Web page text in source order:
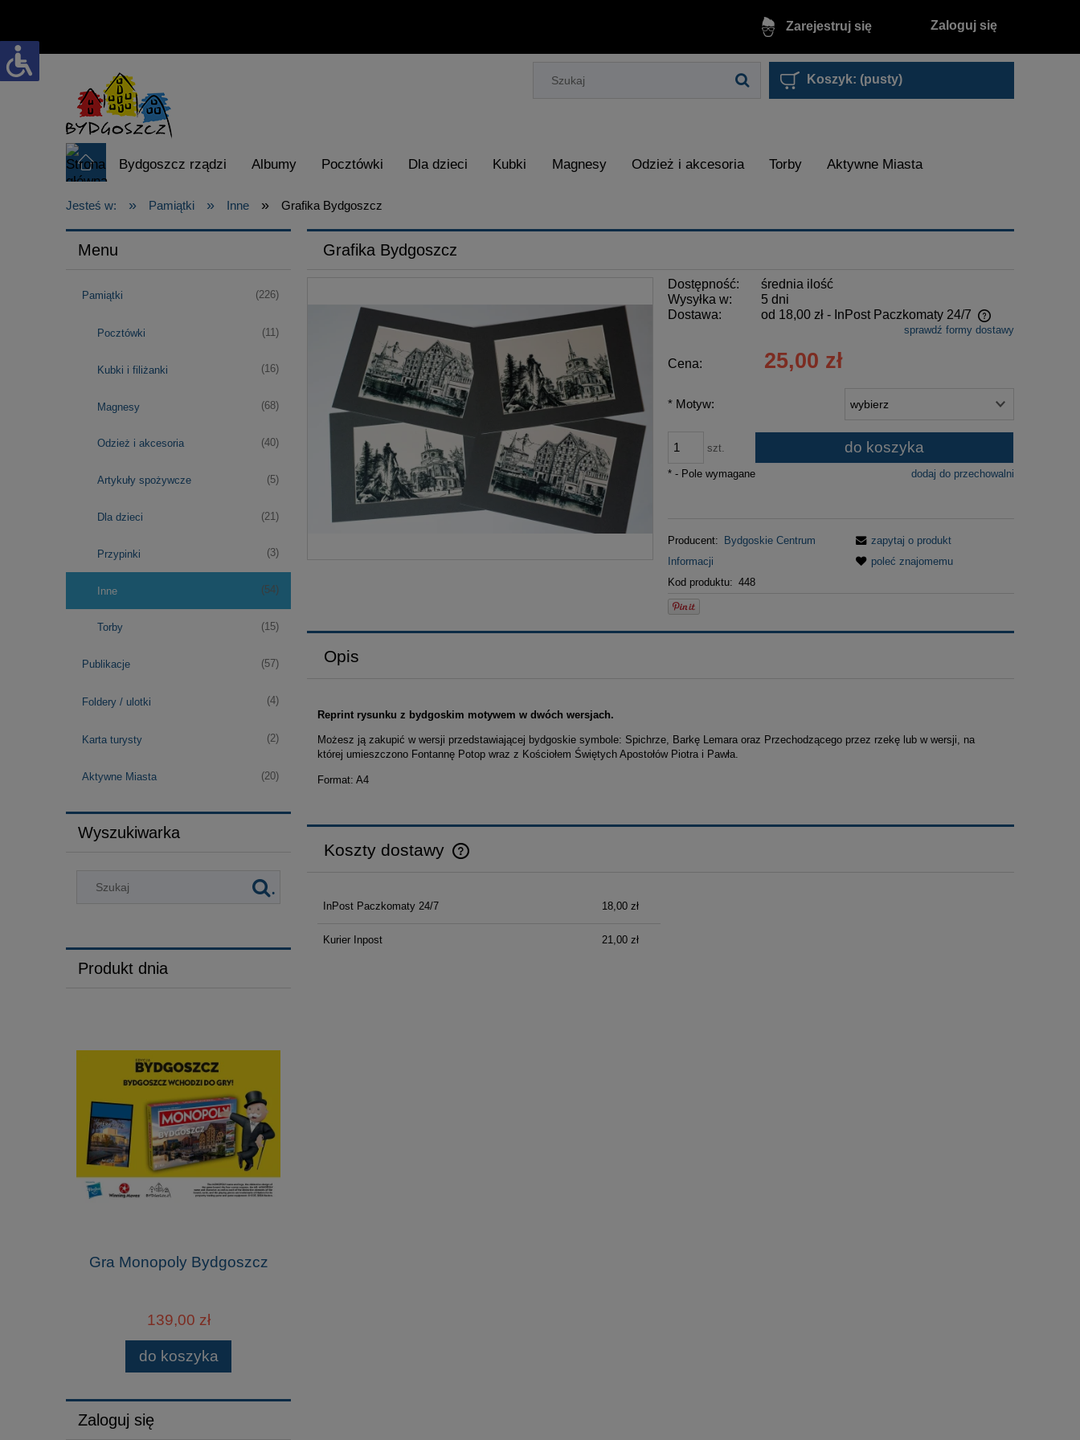
Zarejestruj się Zaloguj się
Koszyk: (pusty)
Bydgoszcz rządzi Albumy Pocztówki Dla dzieci Kubki Magnesy Odzież i akcesoria Torby Aktywne Miasta
Karta Turysty visitbydgoszcz.pl
Jesteś w: » Pamiątki » Inne » Grafika Bydgoszcz
Menu
Pamiątki (226)
Pocztówki (11)
Kubki i filiżanki (16)
Magnesy (68)
Odzież i akcesoria (40)
Artykuły spożywcze (5)
Dla dzieci (21)
Przypinki (3)
Inne (54)
Torby (15)
Publikacje (57)
Foldery / ulotki (4)
Karta turysty (2)
Aktywne Miasta (20)
Wyszukiwarka
.
Produkt dnia
Gra Monopoly Bydgoszcz
139,00 zł
do koszyka
Zaloguj się
Grafika Bydgoszcz
Dostępność:
średnia ilość
Wysyłka w:
5 dni
Dostawa:
od 18,00 zł - InPost Paczkomaty 24/7
Cena nie zawiera ewentualnych kosztów
płatności
sprawdź formy dostawy
Cena: 25,00 zł
* Motyw:
szt. do koszyka
dodaj do przechowalni
* - Pole wymagane
Producent: Bydgoskie Centrum
Informacji
Kod produktu: 448
zapytaj o produkt
poleć znajomemu
Opis
Reprint rysunku z bydgoskim motywem w dwóch wersjach.
Możesz ją zakupić w wersji przedstawiającej bydgoskie symbole: Spichrze, Barkę Lemara oraz Przechodzącego przez rzekę lub w wersji, na
której umieszczono Fontannę Potop wraz z Kościołem Świętych Apostołów Piotra i Pawła.
Format: A4
Koszty dostawy
InPost Paczkomaty 24/7 18,00 zł
Kurier Inpost 21,00 zł